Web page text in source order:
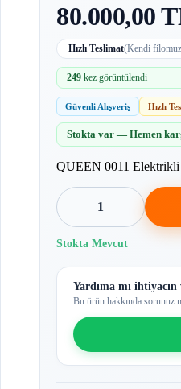
80.000,00
Hızlı Teslimat(Kendi
249 kez görüntülendi
Güvenli Alışveriş Hızlı
Stokta var — Hemen
QUEEN 0011 Elektrikli
1
Stokta Mevcut
Yardıma mı ihtiyacın
Bu ürün hakkında sorunuz